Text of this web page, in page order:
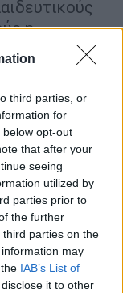
third parties, or
for
opt-out
that after your
seeing
utilized by
parties prior to
the further
parties on the
may
IAB’s List of
it to other
η
είναι θέμα
επίσης ότι
για
και
για
–
συνεχίζεται
Προέδρων
Π.Ε. για